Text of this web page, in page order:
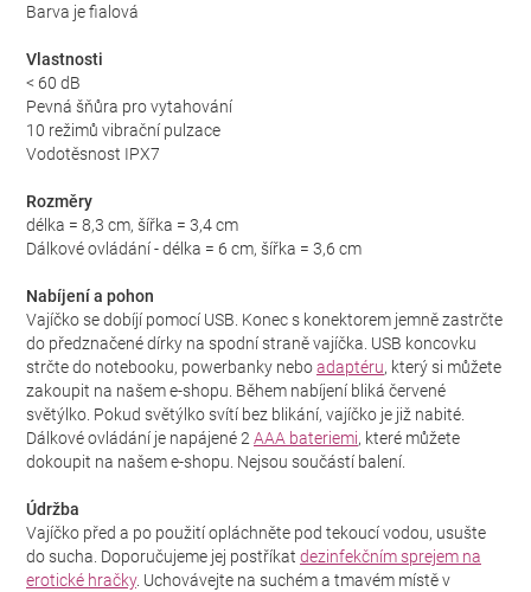
Barva je fialová
Vlastnosti
< 60 dB
Pevná šňůra pro vytahování
10 režimů vibrační pulzace
Vodotěsnost IPX7
Rozměry
délka = 8,3 cm, šířka = 3,4 cm
Dálkové ovládání - délka = 6 cm, šířka = 3,6 cm
Nabíjení a pohon
Vajíčko se dobíjí pomocí USB. Konec s konektorem jemně zastrčte
do předznačené dírky na spodní straně vajíčka. USB koncovku
strčte do notebooku, powerbanky neboadaptéru, který si můžete
zakoupit na našem e-shopu. Během nabíjení bliká červené
světýlko. Pokud světýlko svítí bez blikání, vajíčko je již nabité.
Dálkové ovládání je napájené 2AAA bateriemi, které můžete
dokoupit na našem e-shopu. Nejsou součástí balení.
Údržba
Vajíčko před a po použití opláchněte pod tekoucí vodou, usušte
do sucha. Doporučujeme jej postříkat dezinfekčním sprejem na
erotické hračky. Uchovávejte na suchém a tmavém místě v